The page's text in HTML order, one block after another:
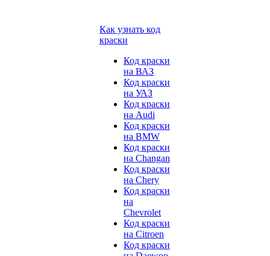
Как узнать код
краски
Код краски
на ВАЗ
Код краски
на УАЗ
Код краски
на Audi
Код краски
на BMW
Код краски
на Changan
Код краски
на Chery
Код краски
на
Chevrolet
Код краски
на Citroen
Код краски